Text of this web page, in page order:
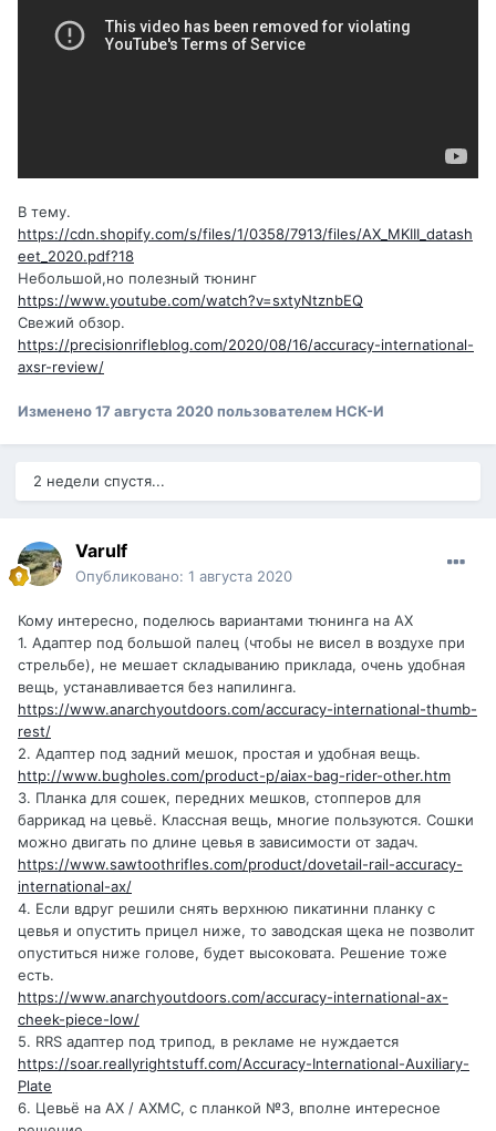
В тему.
https://cdn.shopify.com/s/files/1/0358/7913/files/AX_MKIII_datash
eet_2020.pdf?18
Небольшой,но полезный тюнинг
https://www.youtube.com/watch?v=sxtyNtznbEQ
Свежий обзор.
https://precisionrifleblog.com/2020/08/16/accuracy-international-
axsr-review/
Изменено17 августа 2020пользователем НСК-И
2 недели спустя...
Varulf
Опубликовано: 1 августа 2020
Кому интересно, поделюсь вариантами тюнинга на AX
1. Адаптер под большой палец (чтобы не висел в воздухе при
стрельбе), не мешает складыванию приклада, очень удобная
вещь, устанавливается без напилинга.
https://www.anarchyoutdoors.com/accuracy-international-thumb-
rest/
2. Адаптер под задний мешок, простая и удобная вещь.
http://www.bugholes.com/product-p/aiax-bag-rider-other.htm
3. Планка для сошек, передних мешков, стопперов для
баррикад на цевьё. Классная вещь, многие пользуются. Сошки
можно двигать по длине цевья в зависимости от задач.
https://www.sawtoothrifles.com/product/dovetail-rail-accuracy-
international-ax/
4. Если вдруг решили снять верхнюю пикатинни планку с
цевья и опустить прицел ниже, то заводская щека не позволит
опуститься ниже голове, будет высоковата. Решение тоже
есть.
https://www.anarchyoutdoors.com/accuracy-international-ax-
cheek-piece-low/
5. RRS адаптер под трипод, в рекламе не нуждается
https://soar.reallyrightstuff.com/Accuracy-International-Auxiliary-
Plate
6. Цевьё на AX / AXMC, c планкой №3, вполне интересное